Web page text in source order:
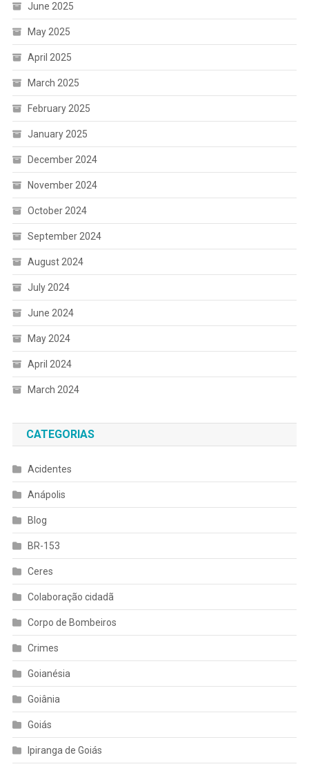
June 2025
May 2025
April 2025
March 2025
February 2025
January 2025
December 2024
November 2024
October 2024
September 2024
August 2024
July 2024
June 2024
May 2024
April 2024
March 2024
CATEGORIAS
Acidentes
Anápolis
Blog
BR-153
Ceres
Colaboração cidadã
Corpo de Bombeiros
Crimes
Goianésia
Goiânia
Goiás
Ipiranga de Goiás